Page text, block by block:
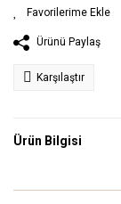
Ürünü Paylaş
Karşılaştır
Ürün Bilgisi